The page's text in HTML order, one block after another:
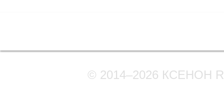
© 2014–2026 КСЕНОН